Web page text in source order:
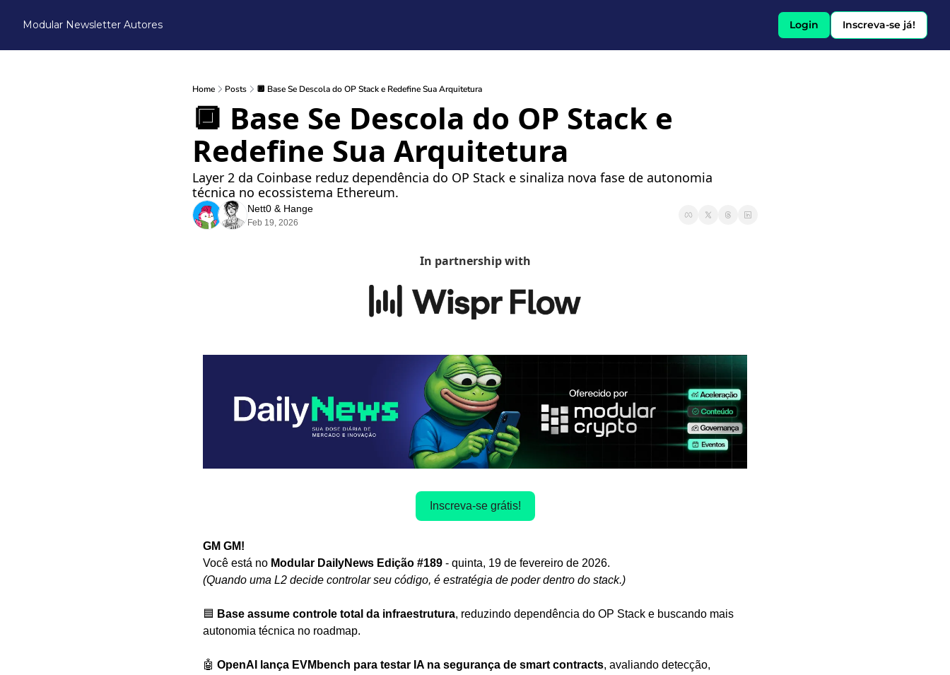
Modular Newsletter Autores Login Inscreva-se já!
Home Posts 🔲 Base Se Descola do OP Stack e Redefine Sua Arquitetura
🔲 Base Se Descola do OP Stack e
Redefine Sua Arquitetura
Layer 2 da Coinbase reduz dependência do OP Stack e sinaliza nova fase de autonomia
técnica no ecossistema Ethereum.
Nett0 & Hange
Feb 19, 2026
In partnership with
Inscreva-se grátis!
GM GM!
Você está no Modular DailyNews Edição #189 - quinta, 19 de fevereiro de 2026.
(Quando uma L2 decide controlar seu código, é estratégia de poder dentro do stack.)
🟦 Base assume controle total da infraestrutura, reduzindo dependência do OP Stack e buscando mais
autonomia técnica no roadmap.
🤖 OpenAI lança EVMbench para testar IA na segurança de smart contracts, avaliando detecção,